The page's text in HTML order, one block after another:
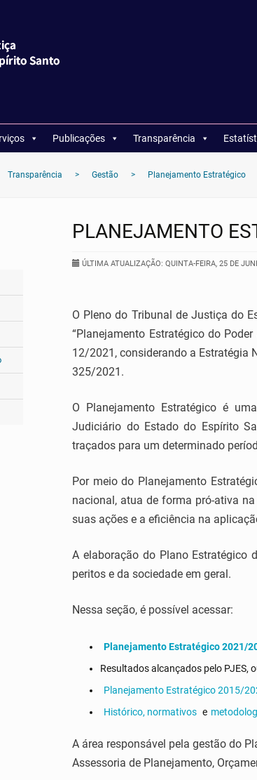
Publicações Transparência
Transparência > Gestão > Planejamento Estratégico
PLANEJAMENTO
ÚLTIMA ATUALIZAÇÃO: QUINTA-FEIRA, 25 DE
O Pleno do Tribunal de Justiça do
“Planejamento Estratégico do
12/2021, considerando a Estratégia
325/2021.
O Planejamento Estratégico é
Judiciário do Estado do Espírito
traçados para um determinado
Por meio do Planejamento
nacional, atua de forma pró-ativa
suas ações e a eficiência na
A elaboração do Plano Estratégico
peritos e da sociedade em geral.
Nessa seção, é possível acessar:
Planejamento Estratégico 2021/
Resultados alcançados pelo PJES,
Planejamento Estratégico 2015/
Histórico, normativos e
A área responsável pela gestão do
Assessoria de Planejamento,